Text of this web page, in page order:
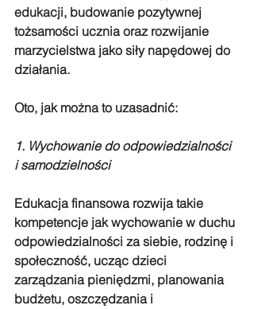
edukacji, budowanie pozytywnej
tożsamości ucznia oraz rozwijanie
marzycielstwa jako siły napędowej do
działania.
Oto, jak można to uzasadnić:
1. Wychowanie do odpowiedzialności
i samodzielności
Edukacja finansowa rozwija takie
kompetencje jak wychowanie w duchu
odpowiedzialności za siebie, rodzinę i
społeczność, ucząc dzieci
zarządzania pieniędzmi, planowania
budżetu, oszczędzania i